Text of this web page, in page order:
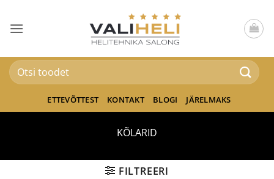
content
Otsi:
ETTEVÕTTEST KONTAKT BLOGI JÄRELMAKS
KÕLARID
FILTREERI